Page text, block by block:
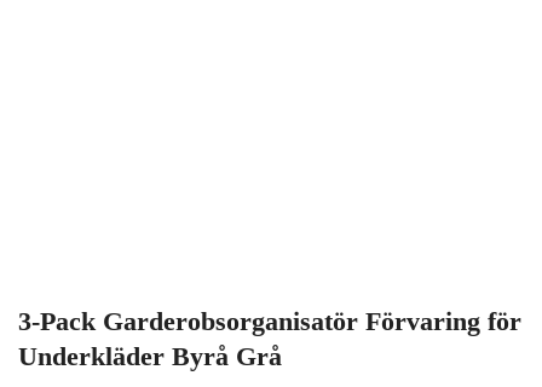
3-Pack Garderobsorganisatör Förvaring för
Underkläder Byrå Grå